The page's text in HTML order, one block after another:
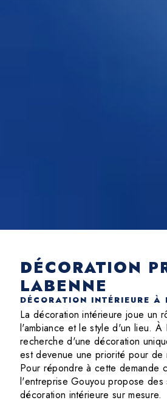
DÉCORATION
LABENNE
DÉCORATION INTÉRIEURE À
La décoration intérieure joue un
l'ambiance et le style d'un lieu. À
recherche d'une décoration
est devenue une priorité pour de
Pour répondre à cette demande
l'entreprise Gouyou propose des
décoration intérieure sur mesure.